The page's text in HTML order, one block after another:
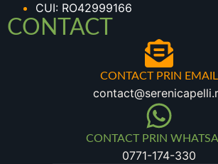
CUI: RO42999166
CONTACT
CONTACT PRIN EMAIL
CONTACT PRIN
0771-174-330